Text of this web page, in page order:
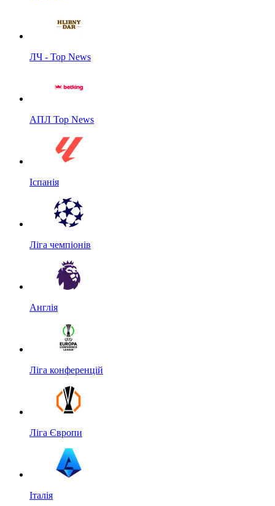
ЛЧ - Top News
АПЛ Top News
Іспанія
Ліга чемпіонів
Англія
Ліга конференцій
Ліга Європи
Італія